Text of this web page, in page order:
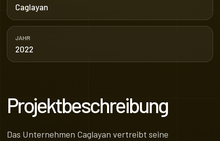
Caglayan
JAHR
2022
Projektbeschreibung
Das Unternehmen Caglayan vertreibt seine